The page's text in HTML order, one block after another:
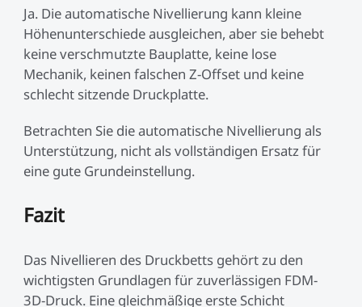
Ja. Die automatische Nivellierung kann kleine
Höhenunterschiede ausgleichen, aber sie behebt
keine verschmutzte Bauplatte, keine lose
Mechanik, keinen falschen Z-Offset und keine
schlecht sitzende Druckplatte.
Betrachten Sie die automatische Nivellierung als
Unterstützung, nicht als vollständigen Ersatz für
eine gute Grundeinstellung.
Fazit
Das Nivellieren des Druckbetts gehört zu den
wichtigsten Grundlagen für zuverlässigen FDM-
3D-Druck. Eine gleichmäßige erste Schicht